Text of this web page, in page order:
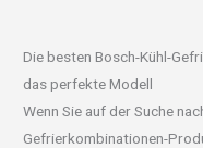
Die besten Bosch-Kühl-
das perfekte Modell
Wenn Sie auf der Suche
Gefrierkombinationen-